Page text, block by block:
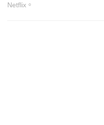
Netflix。